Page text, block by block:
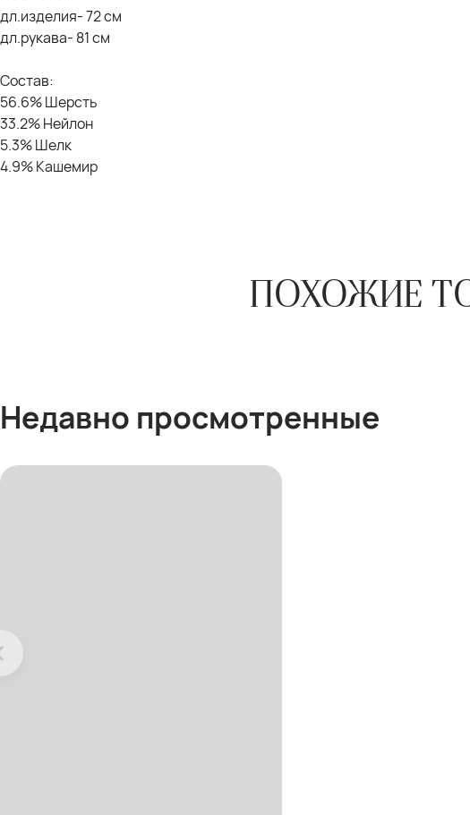
дл.изделия- 72 см
дл.рукава- 81 см
Состав:
56.6% Шерсть
33.2% Нейлон
5.3% Шелк
4.9% Кашемир
ПОХОЖИЕ
Недавно просмотренные